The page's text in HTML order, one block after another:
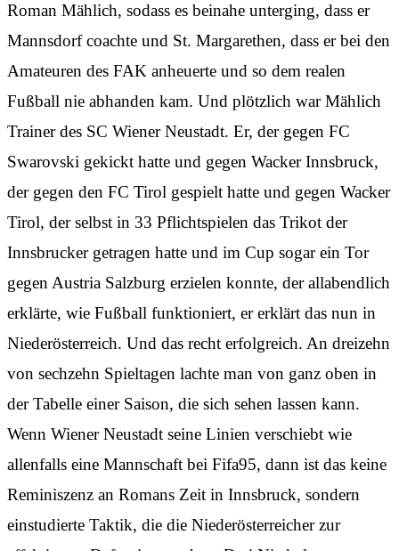
Roman Mählich, sodass es beinahe unterging, dass er
Mannsdorf coachte und St. Margarethen, dass er bei den
Amateuren des FAK anheuerte und so dem realen
Fußball nie abhanden kam. Und plötzlich war Mählich
Trainer des SC Wiener Neustadt. Er, der gegen FC
Swarovski gekickt hatte und gegen Wacker Innsbruck,
der gegen den FC Tirol gespielt hatte und gegen Wacker
Tirol, der selbst in 33 Pflichtspielen das Trikot der
Innsbrucker getragen hatte und im Cup sogar ein Tor
gegen Austria Salzburg erzielen konnte, der allabendlich
erklärte, wie Fußball funktioniert, er erklärt das nun in
Niederösterreich. Und das recht erfolgreich. An dreizehn
von sechzehn Spieltagen lachte man von ganz oben in
der Tabelle einer Saison, die sich sehen lassen kann.
Wenn Wiener Neustadt seine Linien verschiebt wie
allenfalls eine Mannschaft bei Fifa95, dann ist das keine
Reminiszenz an Romans Zeit in Innsbruck, sondern
einstudierte Taktik, die die Niederösterreicher zur